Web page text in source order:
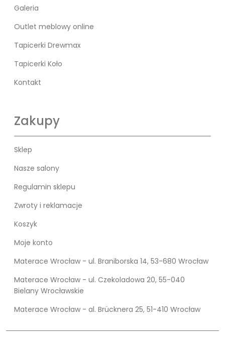
Galeria
Outlet meblowy online
Tapicerki Drewmax
Tapicerki Koło
Kontakt
Zakupy
Sklep
Nasze salony
Regulamin sklepu
Zwroty i reklamacje
Koszyk
Moje konto
Materace Wrocław - ul. Braniborska 14, 53-680 Wrocław
Materace Wrocław - ul. Czekoladowa 20, 55-040
Bielany Wrocławskie
Materace Wrocław - al. Brücknera 25, 51-410 Wrocław